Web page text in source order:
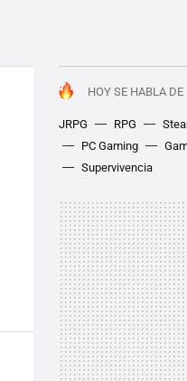
HOY SE HABLA DE
JRPG RPG
PC Gaming
Supervivencia